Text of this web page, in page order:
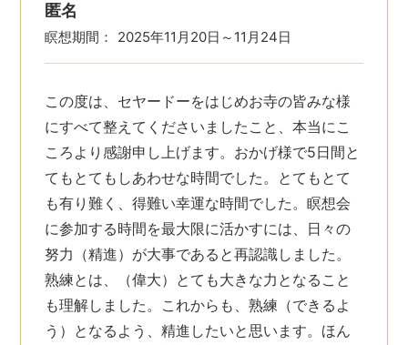
匿名
瞑想期間： 2025年11月20日～11月24日
この度は、セヤードーをはじめお寺の皆みな様
にすべて整えてくださいましたこと、本当にこ
ころより感謝申し上げます。おかげ様で5日間と
てもとてもしあわせな時間でした。とてもとて
も有り難く、得難い幸運な時間でした。瞑想会
に参加する時間を最大限に活かすには、日々の
努力（精進）が大事であると再認識しました。
熟練とは、（偉大）とても大きな力となること
も理解しました。これからも、熟練（できるよ
う）となるよう、精進したいと思います。ほん